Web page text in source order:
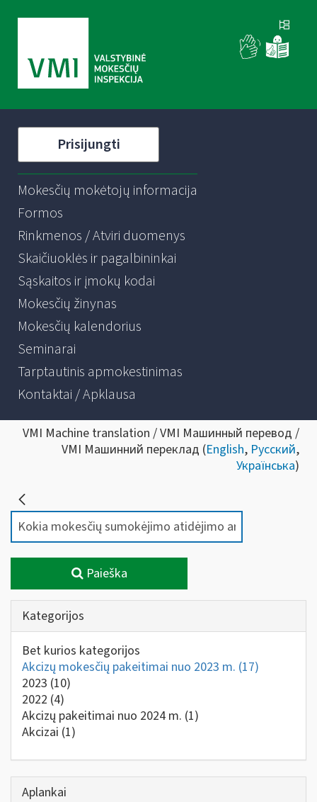
Prisijungti
Mokesčių mokėtojų informacija
Formos
Rinkmenos / Atviri duomenys
Skaičiuoklės ir pagalbininkai
Sąskaitos ir įmokų kodai
Mokesčių žinynas
Mokesčių kalendorius
Seminarai
Tarptautinis apmokestinimas
Kontaktai / Apklausa
VMI Machine translation / VMI Машинный перевод /
VMI Машинний переклад (English, Русский,
Українська)
Paieška
Kategorijos
Bet kurios kategorijos
Akcizų mokesčių pakeitimai nuo 2023 m. (17)
2023 (10)
2022 (4)
Akcizų pakeitimai nuo 2024 m. (1)
Akcizai (1)
Aplankai